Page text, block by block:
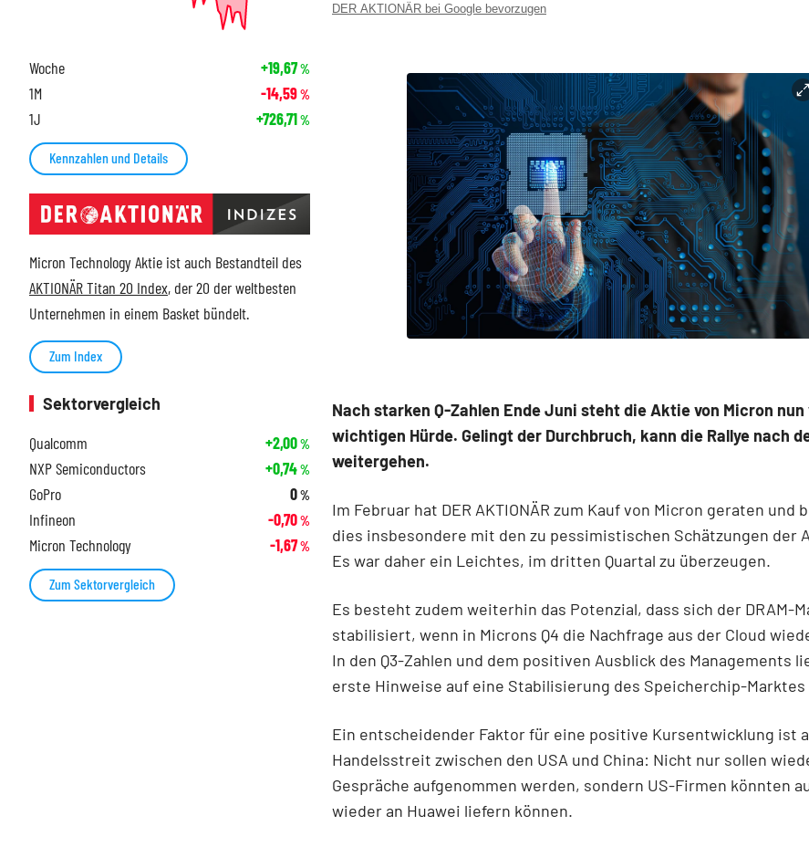
DER AKTIONÄR bei Google bevorzugen
Nach starken Q-Zahlen Ende Juni steht die Aktie von Micron
wichtigen Hürde. Gelingt der Durchbruch, kann die Rallye nach
weitergehen.
Im Februar hat DER AKTIONÄR zum Kauf von Micron geraten und
dies insbesondere mit den zu pessimistischen Schätzungen der
Es war daher ein Leichtes, im dritten Quartal zu überzeugen.
Es besteht zudem weiterhin das Potenzial, dass sich der DRAM-
stabilisiert, wenn in Microns Q4 die Nachfrage aus der Cloud
In den Q3-Zahlen und dem positiven Ausblick des Managements
erste Hinweise auf eine Stabilisierung des Speicherchip-Marktes
Ein entscheidender Faktor für eine positive Kursentwicklung ist
Handelsstreit zwischen den USA und China: Nicht nur sollen
Gespräche aufgenommen werden, sondern US-Firmen könnten
wieder an Huawei liefern können.
Woche +19,67%
1M -14,59%
1J +726,71%
Kennzahlen und Details
Micron Technology Aktie ist auch Bestandteil des
AKTIONÄR Titan 20 Index, der 20 der weltbesten
Unternehmen in einem Basket bündelt.
Zum Index
Sektorvergleich
Qualcomm
+2,00%
NXP Semiconductors +0,74%
GoPro 0%
Infineon -0,70%
Micron Technology -1,67%
Zum Sektorvergleich